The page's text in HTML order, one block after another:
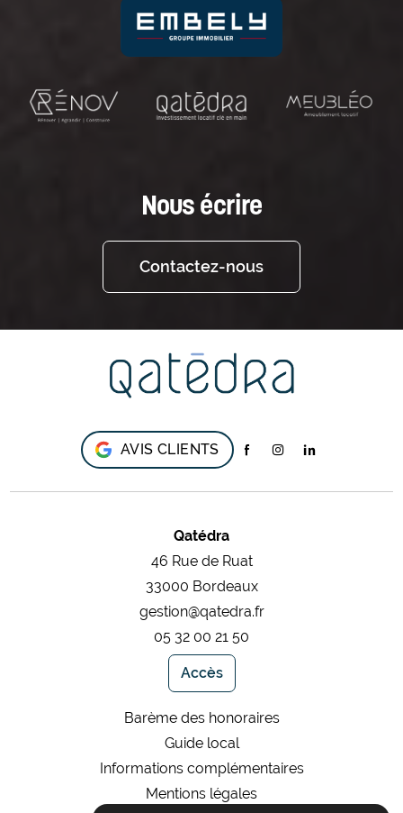
Nous écrire
Contactez-nous
AVIS CLIENTS
Qatédra
46 Rue de Ruat
33000 Bordeaux
gestion@qatedra.fr
05 32 00 21 50
Accès
Barème des honoraires
Guide local
Informations complémentaires
Mentions légales